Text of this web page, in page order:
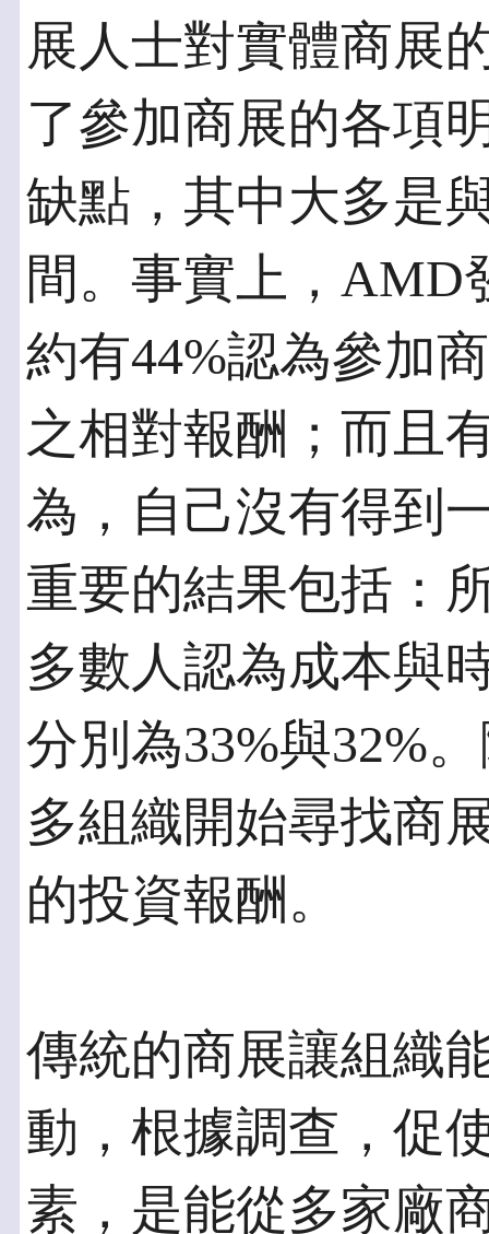
展人士對實體商展
了參加商展的各項
缺點，其中大多是
間。事實上，AMD
約有44%認為參加
之相對報酬；而且
為，自己沒有得到
重要的結果包括：
多數人認為成本與
分別為33%與32%
多組織開始尋找商
的投資報酬。
傳統的商展讓組織
動，根據調查，促
素，是能從多家廠